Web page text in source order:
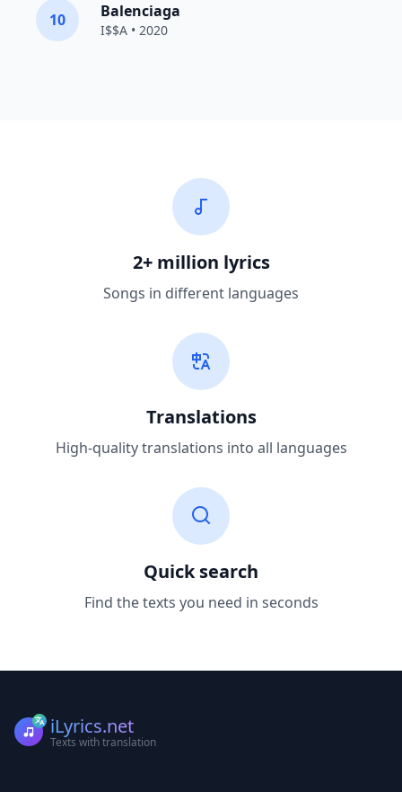
10 Balenciaga
I$$A • 2020
2+ million lyrics
Songs in different languages
Translations
High-quality translations into all languages
Quick search
Find the texts you need in seconds
iLyrics.net
Texts with translation